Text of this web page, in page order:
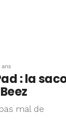
de la maison,
ans
: la
mal de